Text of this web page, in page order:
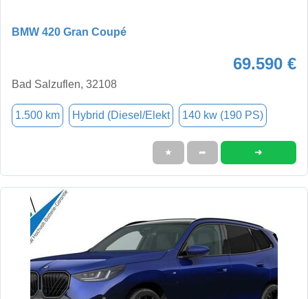
BMW 420 Gran Coupé
69.590 €
Bad Salzuflen, 32108
1.500 km Hybrid (Diesel/Elekt 140 kw (190 PS)
★ ➦ ➜